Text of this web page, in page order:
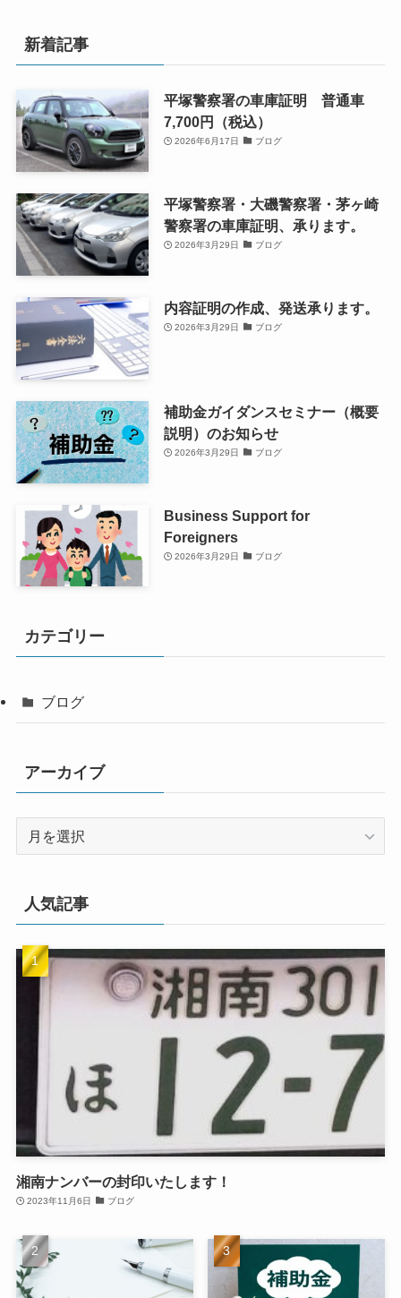
新着記事
平塚警察署の車庫証明 普通車
7,700円（税込）
2026年6月17日 ブログ
平塚警察署・大磯警察署・茅ヶ崎
警察署の車庫証明、承ります。
2026年3月29日 ブログ
内容証明の作成、発送承ります。
2026年3月29日 ブログ
補助金ガイダンスセミナー（概要
説明）のお知らせ
2026年3月29日 ブログ
Business Support for
Foreigners
2026年3月29日 ブログ
カテゴリー
ブログ
アーカイブ
ブ
人気記事
湘南ナンバーの封印いたします！
2023年11月6日 ブログ